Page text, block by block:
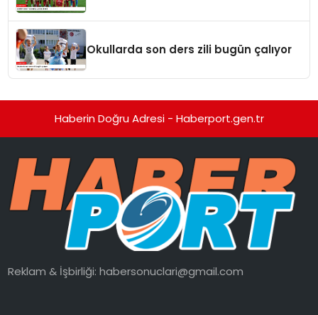
Okullarda son ders zili bugün çalıyor
Haberin Doğru Adresi - Haberport.gen.tr
Reklam & İşbirliği:habersonuclari@gmail.com